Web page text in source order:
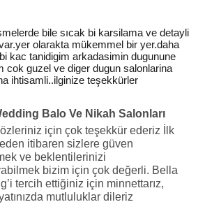
bile sıcak bi karsilama ve detayli
olarakta mükemmel bir yer.daha
kac tanidigim arkadasimin dugunune
cok guzel ve diger dugun salonlarina
ihtisamli..ilginize teşekkürler
Balo Ve Nikah Salonları
için çok teşekkür ederiz İlk
itibaren sizlere güven
ve beklentilerinizi
bizim için çok değerli. Bella
tercih ettiğiniz için minnettarız,
mutluluklar dileriz